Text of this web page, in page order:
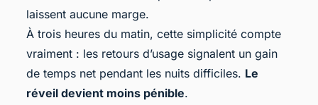
laissent aucune marge.
À trois heures du matin, cette simplicité compte
vraiment : les retours d’usage signalent un gain
de temps net pendant les nuits difficiles. Le
réveil devient moins pénible.